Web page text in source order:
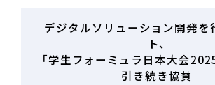
電気系技術領域
3D-CAD データ製作・データ解析
サービス
本社・事業所のご案内
トップメッセージ
コーポレートガバナンス報告書
お仕事について
デジタルソリューション開発を
ト、
「学生フォーミュラ日本大会
引き続き協賛